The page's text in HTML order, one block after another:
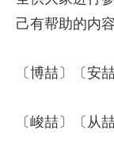
己有帮助的内容
〔博喆〕〔安
〔峻喆〕〔从